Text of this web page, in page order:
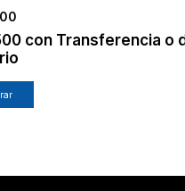
con Transferencia o